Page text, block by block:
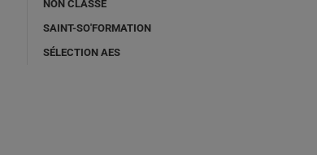
NON CLASSÉ
SAINT-SO'FORMATION
SÉLECTION AES